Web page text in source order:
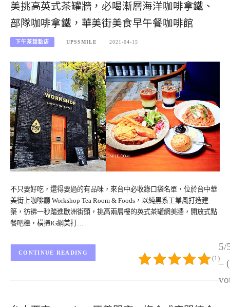
美挑高英式茶罐牆，必喝漸層海洋咖啡拿鐵、
部隊咖啡拿鐵，華美街美食早午餐咖啡館
下午茶甜點店 UPSSMILE 2021-04-15
不只要好吃，還得要過的有品味，來台中必收錄口袋名單，位於台中華
美街上咖啡廳 Workshop Tea Room & Foods，以純黑系工業風打造建
築，彷彿一秒踏進歐洲街頭，挑高兩層樓的英式茶罐網美牆，開放式點
餐吧檯，橫掃IG網美打…
5/
–
(1)
CONTINUE READING